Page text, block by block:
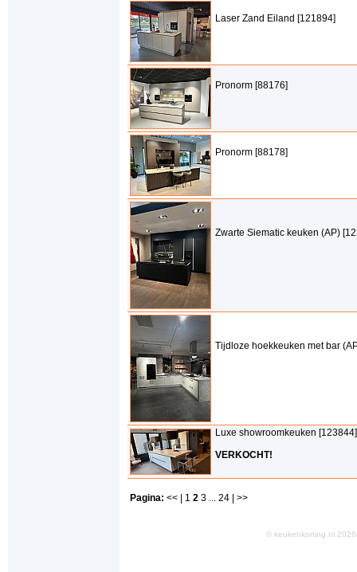
Laser Zand Eiland [121894]
Pronorm [88176]
Pronorm [88178]
Zwarte Siematic keuken (AP)
Tijdloze hoekkeuken met bar
Luxe showroomkeuken [123844]
VERKOCHT!
Pagina: << | 1 2 3 ... 24 | >>
© keukenkorting.nl